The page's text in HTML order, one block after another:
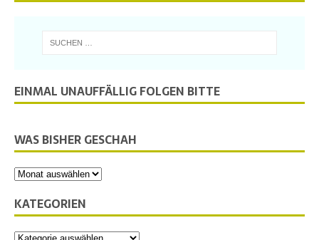
EINMAL UNAUFFÄLLIG FOLGEN BITTE
WAS BISHER GESCHAH
KATEGORIEN